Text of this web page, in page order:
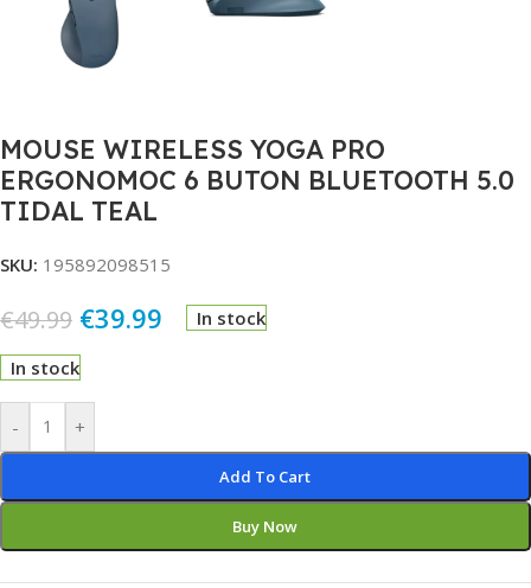
MOUSE WIRELESS YOGA PRO
ERGONOMOC 6 BUTON BLUETOOTH 5.0
TIDAL TEAL
SKU: 195892098515
€49.99 €39.99 In stock
In stock
- +
Add To Cart
Buy Now
Alternative: